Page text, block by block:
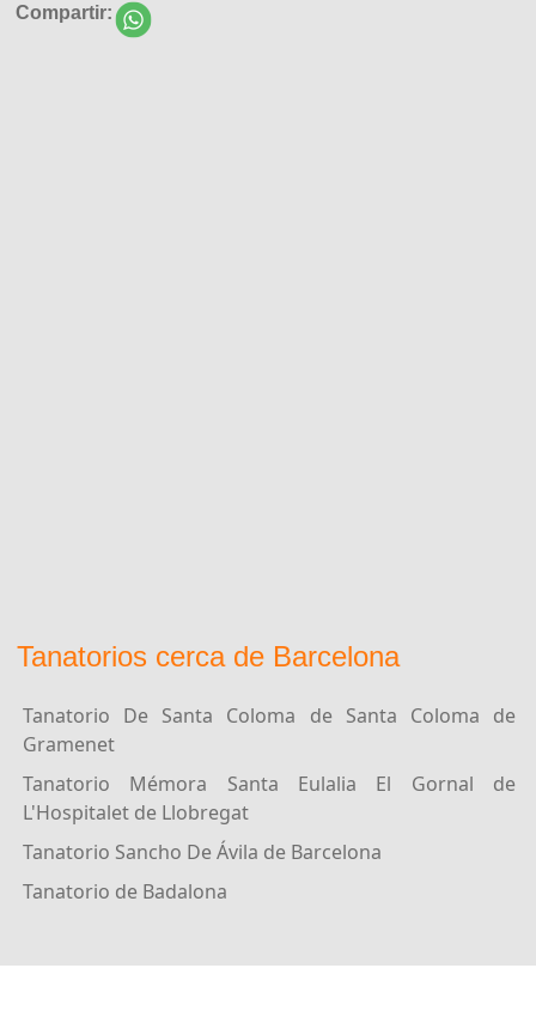
Compartir:
Tanatorios cerca de Barcelona
Tanatorio De Santa Coloma de Santa Coloma de
Gramenet
Tanatorio Mémora Santa Eulalia El Gornal de
L'Hospitalet de Llobregat
Tanatorio Sancho De Ávila de Barcelona
Tanatorio de Badalona